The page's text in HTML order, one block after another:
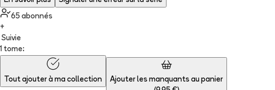
65 abonnés
+
Suivie
1 tome:
Tout ajouter à ma collection
Ajouter les manquants au panier